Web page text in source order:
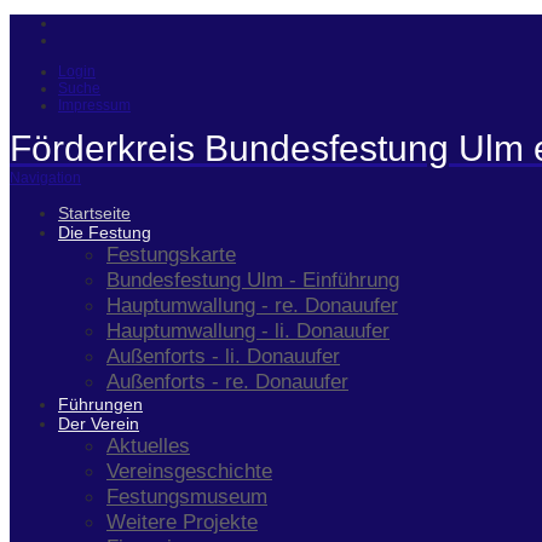
Login
Suche
Impressum
Förderkreis Bundesfestung Ulm
Navigation
Startseite
Die Festung
Festungskarte
Bundesfestung Ulm - Einführung
Hauptumwallung - re. Donauufer
Hauptumwallung - li. Donauufer
Außenforts - li. Donauufer
Außenforts - re. Donauufer
Führungen
Der Verein
Aktuelles
Vereinsgeschichte
Festungsmuseum
Weitere Projekte